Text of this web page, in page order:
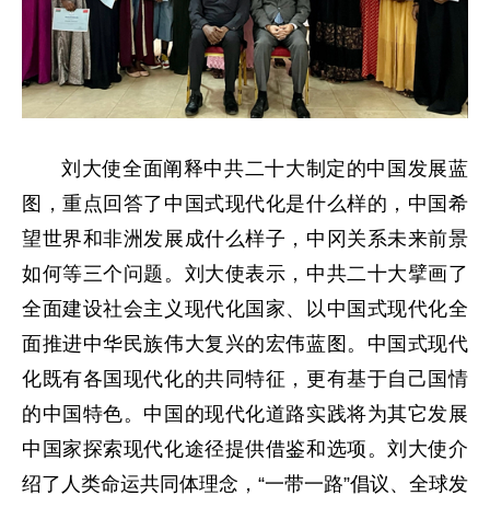
刘大使全面阐释中共二十大制定的中国发展蓝
图，重点回答了中国式现代化是什么样的，中国希
望世界和非洲发展成什么样子，中冈关系未来前景
如何等三个问题。刘大使表示，中共二十大擘画了
全面建设社会主义现代化国家、以中国式现代化全
面推进中华民族伟大复兴的宏伟蓝图。中国式现代
化既有各国现代化的共同特征，更有基于自己国情
的中国特色。中国的现代化道路实践将为其它发展
中国家探索现代化途径提供借鉴和选项。刘大使介
绍了人类命运共同体理念，“一带一路”倡议、全球发